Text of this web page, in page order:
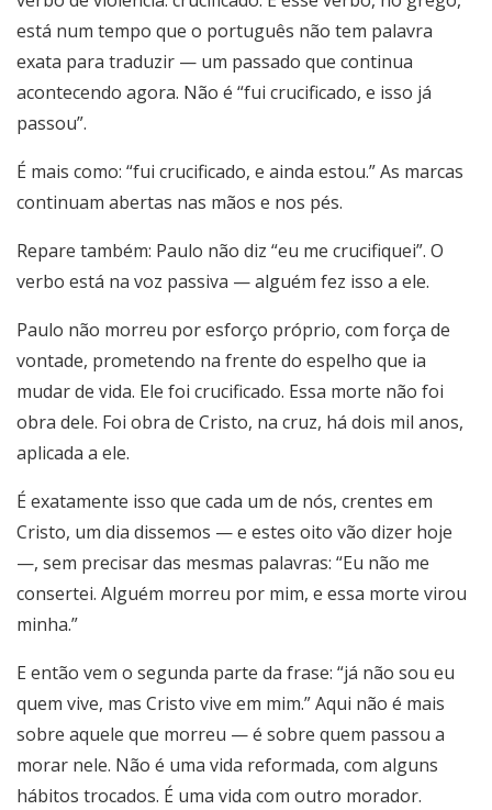
está num tempo que o português não tem palavra
exata para traduzir — um passado que continua
acontecendo agora. Não é “fui crucificado, e isso já
passou”.
É mais como: “fui crucificado, e ainda estou.” As marcas
continuam abertas nas mãos e nos pés.
Repare também: Paulo não diz “eu me crucifiquei”. O
verbo está na voz passiva — alguém fez isso a ele.
Paulo não morreu por esforço próprio, com força de
vontade, prometendo na frente do espelho que ia
mudar de vida. Ele foi crucificado. Essa morte não foi
obra dele. Foi obra de Cristo, na cruz, há dois mil anos,
aplicada a ele.
É exatamente isso que cada um de nós, crentes em
Cristo, um dia dissemos — e estes oito vão dizer hoje
—, sem precisar das mesmas palavras: “Eu não me
consertei. Alguém morreu por mim, e essa morte virou
minha.”
E então vem o segunda parte da frase: “já não sou eu
quem vive, mas Cristo vive em mim.” Aqui não é mais
sobre aquele que morreu — é sobre quem passou a
morar nele. Não é uma vida reformada, com alguns
hábitos trocados. É uma vida com outro morador.